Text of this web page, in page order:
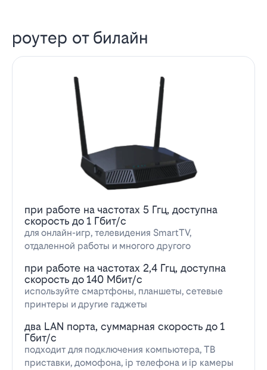
роутер от билайн
при работе на частотах 5 Ггц, доступна
скорость до 1 Гбит/с
для онлайн-игр, телевидения SmartTV,
отдаленной работы и многого другого
при работе на частотах 2,4 Ггц, доступна
скорость до 140 Мбит/с
используйте смартфоны, планшеты, сетевые
принтеры и другие гаджеты
два LAN порта, суммарная скорость до 1
Гбит/с
подходит для подключения компьютера, ТВ
приставки, домофона, ip телефона и ip камеры